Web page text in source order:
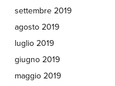
settembre 2019
agosto 2019
luglio 2019
giugno 2019
maggio 2019